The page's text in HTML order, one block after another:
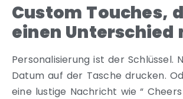
Custom Touches,
einen Unterschied
Personalisierung ist der Schlüssel.
Datum auf der Tasche drucken.
eine lustige Nachricht wie “